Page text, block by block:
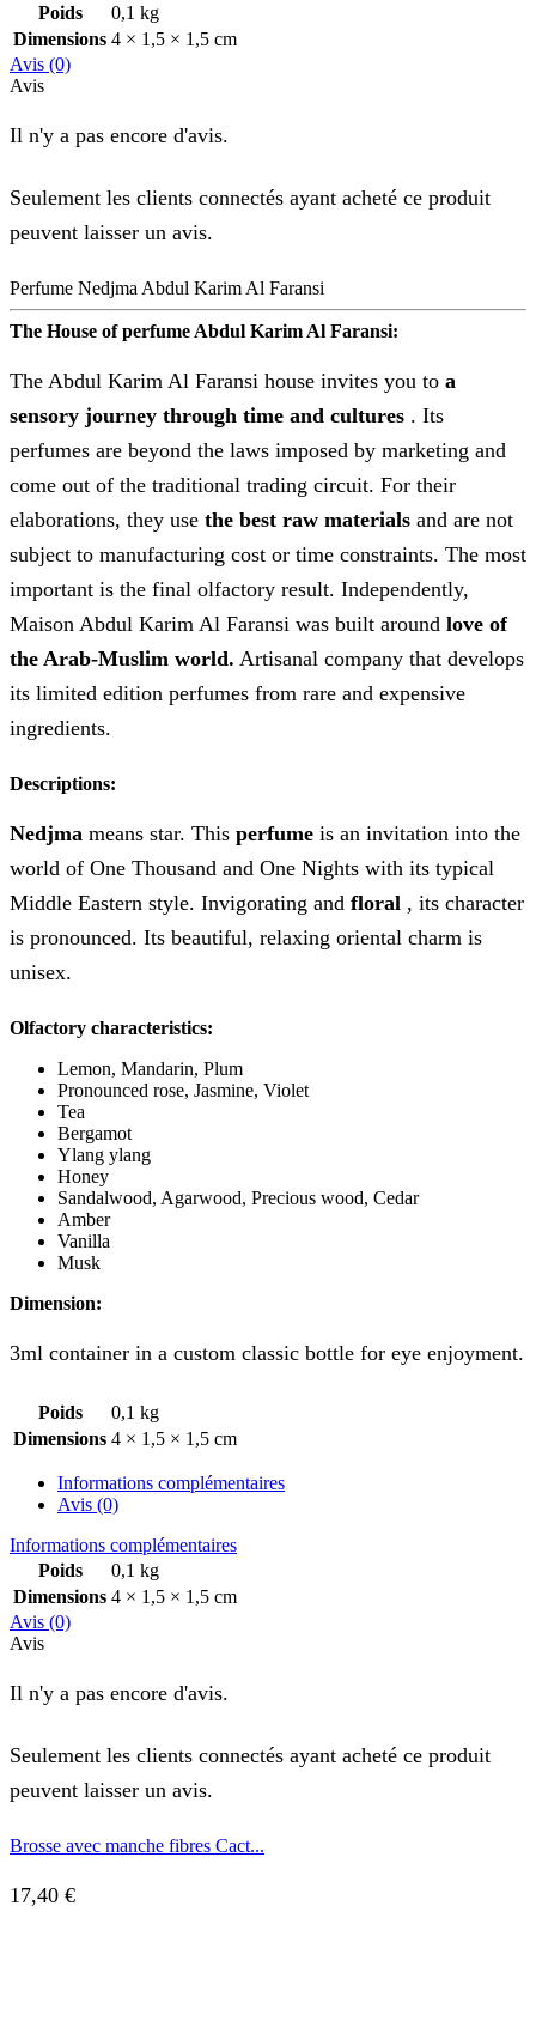
Poids
0,1 kg
Dimensions 4 × 1,5 × 1,5 cm
Avis (0)
Avis
Il n'y a pas encore d'avis.
Seulement les clients connectés ayant acheté ce produit
peuvent laisser un avis.
Perfume Nedjma Abdul Karim Al Faransi
The House of perfume Abdul Karim Al Faransi:
The Abdul Karim Al Faransi house invites you to a
sensory journey through time and cultures . Its
perfumes are beyond the laws imposed by marketing and
come out of the traditional trading circuit. For their
elaborations, they use the best raw materials and are not
subject to manufacturing cost or time constraints. The most
important is the final olfactory result. Independently,
Maison Abdul Karim Al Faransi was built around love of
the Arab-Muslim world. Artisanal company that develops
its limited edition perfumes from rare and expensive
ingredients.
Descriptions:
Nedjma means star. This perfume is an invitation into the
world of One Thousand and One Nights with its typical
Middle Eastern style. Invigorating and floral , its character
is pronounced. Its beautiful, relaxing oriental charm is
unisex.
Olfactory characteristics:
Lemon, Mandarin, Plum
Pronounced rose, Jasmine, Violet
Tea
Bergamot
Ylang ylang
Honey
Sandalwood, Agarwood, Precious wood, Cedar
Amber
Vanilla
Musk
Dimension:
3ml container in a custom classic bottle for eye enjoyment.
Poids
0,1 kg
Dimensions 4 × 1,5 × 1,5 cm
Informations complémentaires
Avis (0)
Informations complémentaires
Poids
0,1 kg
Dimensions 4 × 1,5 × 1,5 cm
Avis (0)
Avis
Il n'y a pas encore d'avis.
Seulement les clients connectés ayant acheté ce produit
peuvent laisser un avis.
Brosse avec manche fibres Cact...
17,40 €